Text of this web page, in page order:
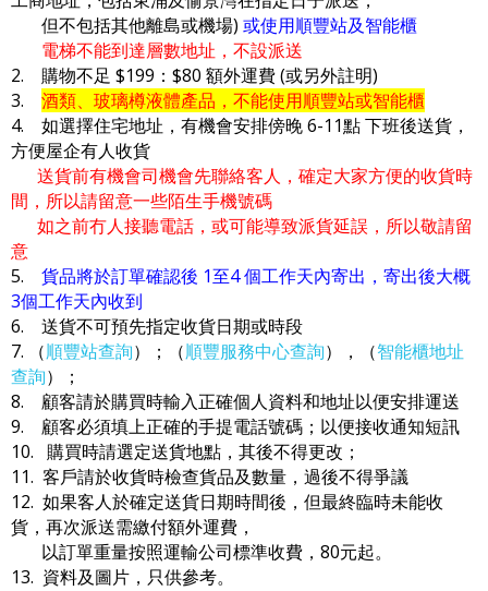
但不包括其他離島或機場) 或使用順豐站及智能櫃
電梯不能到達層數地址，不設派送
2. 購物不足 $199：$80 額外運費 (或另外註明)
3. 酒類、玻璃樽液體產品，不能使用順豐站或智能櫃
4. 如選擇住宅地址，有機會安排傍晚 6-11點 下班後送貨，
方便屋企有人收貨
送貨前有機會司機會先聯絡客人，確定大家方便的收貨時
間，所以請留意一些陌生手機號碼
如之前冇人接聽電話，或可能導致派貨延誤，所以敬請留
意
5. 貨品將於訂單確認後 1至4 個工作天內寄出，寄出後大概
3個工作天內收到
6. 送貨不可預先指定收貨日期或時段
7. （順豐站查詢）；（順豐服務中心查詢），（智能櫃地址
查詢）；
8. 顧客請於購買時輸入正確個人資料和地址以便安排運送
9. 顧客必須填上正確的手提電話號碼；以便接收通知短訊
10. 購買時請選定送貨地點，其後不得更改；
11. 客戶請於收貨時檢查貨品及數量，過後不得爭議
12. 如果客人於確定送貨日期時間後，但最終臨時未能收
貨，再次派送需繳付額外運費，
以訂單重量按照運輸公司標準收費，80元起。
13. 資料及圖片，只供參考。